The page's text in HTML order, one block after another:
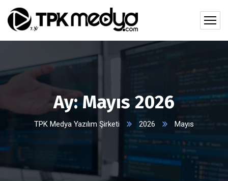
Ay:Mayıs 2026
TPK Medya Yazılım Şirketi 2026 Mayıs